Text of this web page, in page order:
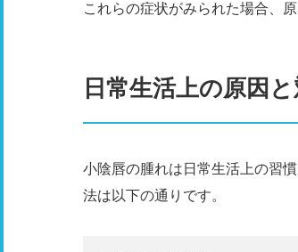
これらの症状がみられた場合、
日常生活上の原因
小陰唇の腫れは日常生活上の習
法は以下の通りです。